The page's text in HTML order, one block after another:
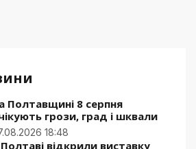
Полтавщині 8 серпня
грози, град і шквали
18:48
відкрили виставку